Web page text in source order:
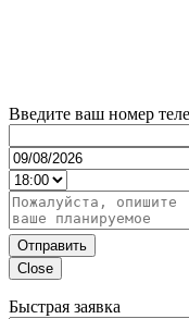
Введите ваш номер
Отправить
Close
Быстрая заявка